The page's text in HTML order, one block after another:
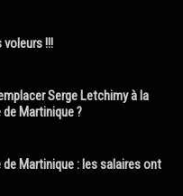
voleurs !!!
Serge Letchimy à la
Martinique ?
Martinique : les salaires ont